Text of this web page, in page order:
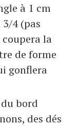
à 1 cm
4 (pas
la
de forme
gonflera
bord
des dés